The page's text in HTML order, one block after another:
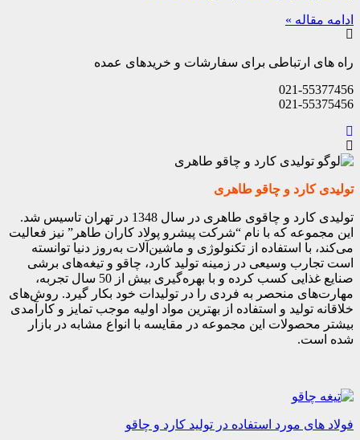
ادامه مقاله »
راه های ارتباطی برای سفارشات و خریدهای عمده
021-55377456
021-55375456
تولیدی کارد و چاقو طاهری
تولیدی کارد و چاقوی طاهری در سال 1348 در تهران تاسیس شد.
این مجموعه که با نام “شرکت پیشرو پولاد کاران طاهر” نیز فعالیت
می‌کند، با استفاده از تکنولوژی و ماشین‌آلات به‌روز دنیا توانسته
است تجارب وسیعی در زمینه تولید کارد، چاقو و تیغه‌های برشی
صنایع غذایی کسب کرده و با بهره‌گیری بیش از 50 سال تجربه،
مهارت‌های منحصر به فردی را در تولیدات خود بکار گیرد. روش‌های
خلاقانه تولید و استفاده از بهترین مواد اولیه موجب تمایز و کارآمدی
بیشتر محصولات این مجموعه در مقایسه با انواع مشابه در بازار
شده است.
فولاد های مورد استفاده در تولید کارد و چاقو